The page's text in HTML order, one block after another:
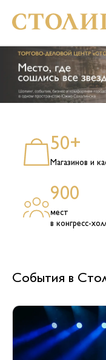
ТОРГОВЫЙ
БИЗНЕС-ЦЕНТР
АРЕНДА
РЕКЛАМА
ВАКАНСИИ
50+
Магазинов и
900
мест
в конгресс-
События в